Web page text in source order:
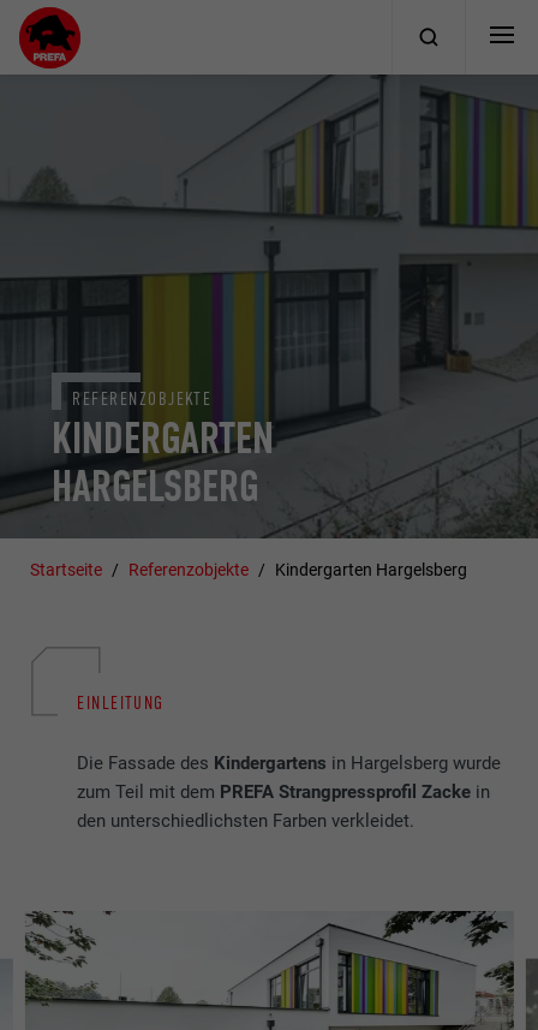
KINDERGARTEN
HARGELSBERG
REFERENZOBJEKTE
Startseite Referenzobjekte Kindergarten Hargelsberg
EINLEITUNG
Die Fassade des Kindergartens in Hargelsberg wurde
zum Teil mit dem PREFA Strangpressprofil Zacke in
den unterschiedlichsten Farben verkleidet.